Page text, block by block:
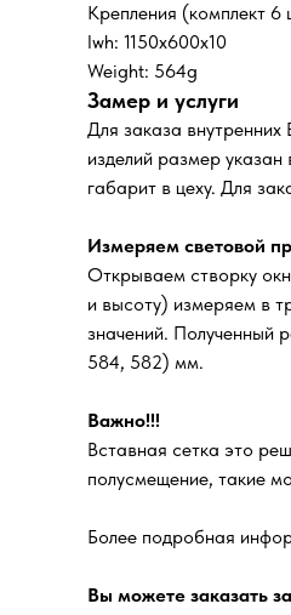
Крепления (комплект
lwh: 1150x600x10
Weight: 564g
Замер и услуги
Для заказа
изделий размер
габарит в цеху. Для
Измеряем световой
Открываем створку
и высоту) измеряем в
значений. Полученный
584, 582) мм.
Важно!!!
Вставная сетка это
полусмещение, такие
Более подробная
Вы можете заказать